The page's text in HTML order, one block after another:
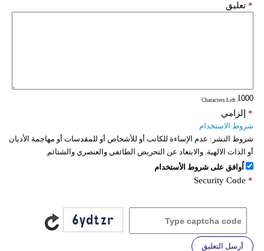
تعليق *
: Characters Left
إلزامي *
شروط الاستخدام
شروط النشر: عدم الإساءة للكاتب أو للأشخاص أو للمقدسات أو مهاجمة الأديان
أو الذات الالهية. والابتعاد عن التحريض الطائفي والعنصري والشتائم.
اُوافق على شروط الأستخدام
Security Code *
أرسل التعليق